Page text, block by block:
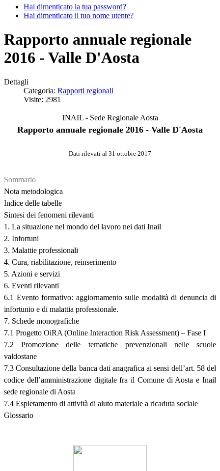
Hai dimenticato la tua password?
Hai dimenticato il tuo nome utente?
Rapporto annuale regionale
2016 - Valle D'Aosta
Dettagli
Categoria: Rapporti regionali
Visite: 2981
INAIL - Sede Regionale Aosta
Rapporto annuale regionale 2016 - Valle D'Aosta
Dati rilevati al 31 ottobre 2017
Sommario
Nota metodologica
Indice delle tabelle
Sintesi dei fenomeni rilevanti
1. La situazione nel mondo del lavoro nei dati Inail
2. Infortuni
3. Malattie professionali
4. Cura, riabilitazione, reinserimento
5. Azioni e servizi
6. Eventi rilevanti
6.1 Evento formativo: aggiornamento sulle modalità di denuncia di
infortunio e di malattia professionale.
7. Schede monografiche
7.1 Progetto OiRA (Online Interaction Risk Assessment) – Fase I
7.2 Promozione delle tematiche prevenzionali nelle scuole
valdostane
7.3 Consultazione della banca dati anagrafica ai sensi dell’art. 58 del
codice dell’amministrazione digitale fra il Comune di Aosta e Inail
sede regionale di Aosta
7.4 Espletamento di attività di aiuto materiale a ricaduta sociale
Glossario